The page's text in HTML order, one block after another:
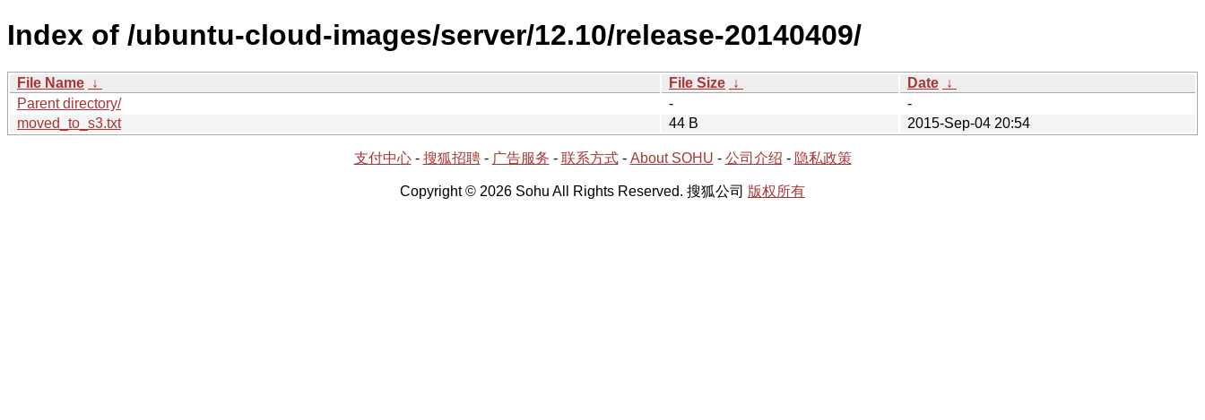
Index of /ubuntu-cloud-images/server/12.10/release-20140409/
File Name ↓ File Size ↓ Date ↓
Parent directory/
-
-
moved_to_s3.txt
44 B 2015-Sep-04 20:54
支付中心- 搜狐招聘- 广告服务 - 联系方式- About SOHU - 公司介绍 - 隐私政策
Copyright © 2026 Sohu All Rights Reserved. 搜狐公司 版权所有